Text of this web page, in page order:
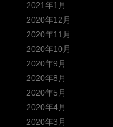
2021年1月
2020年12月
2020年11月
2020年10月
2020年9月
2020年8月
2020年5月
2020年4月
2020年3月